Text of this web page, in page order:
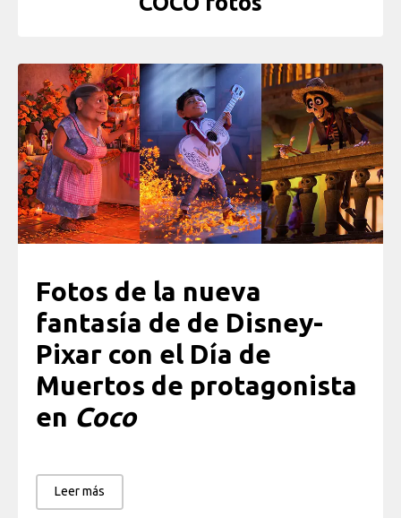
Fotos de la nueva
fantasía de de Disney-
Pixar con el Día de
Muertos de protagonista
en Coco
Leer más